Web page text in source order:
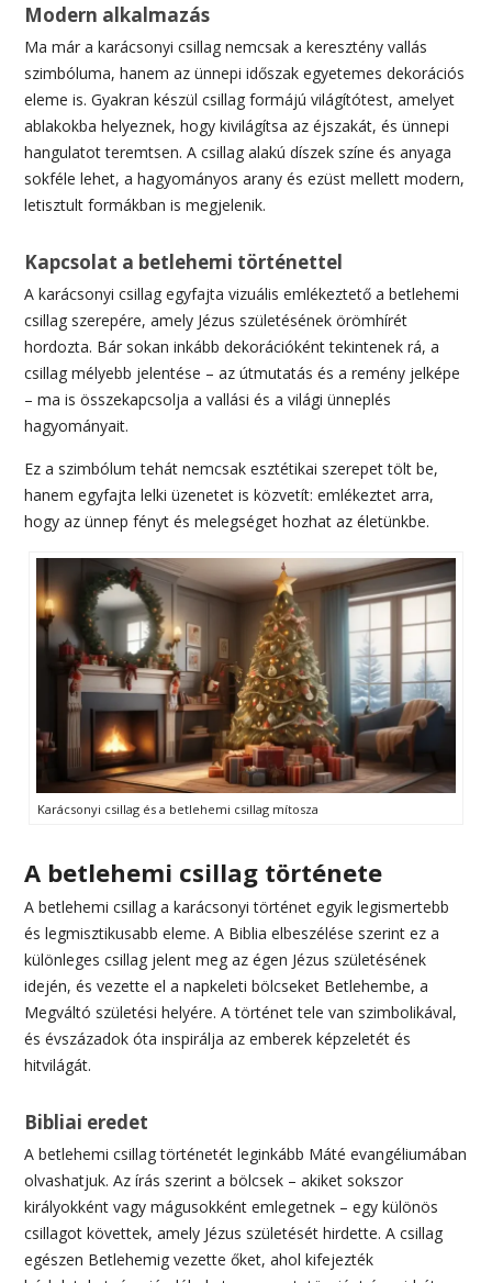
Modern alkalmazás
Ma már a karácsonyi csillag nemcsak a keresztény vallás
szimbóluma, hanem az ünnepi időszak egyetemes dekorációs
eleme is. Gyakran készül csillag formájú világítótest, amelyet
ablakokba helyeznek, hogy kivilágítsa az éjszakát, és ünnepi
hangulatot teremtsen. A csillag alakú díszek színe és anyaga
sokféle lehet, a hagyományos arany és ezüst mellett modern,
letisztult formákban is megjelenik.
Kapcsolat a betlehemi történettel
A karácsonyi csillag egyfajta vizuális emlékeztető a betlehemi
csillag szerepére, amely Jézus születésének örömhírét
hordozta. Bár sokan inkább dekorációként tekintenek rá, a
csillag mélyebb jelentése – az útmutatás és a remény jelképe
– ma is összekapcsolja a vallási és a világi ünneplés
hagyományait.
Ez a szimbólum tehát nemcsak esztétikai szerepet tölt be,
hanem egyfajta lelki üzenetet is közvetít: emlékeztet arra,
hogy az ünnep fényt és melegséget hozhat az életünkbe.
Karácsonyi csillag és a betlehemi csillag mítosza
A betlehemi csillag története
A betlehemi csillag a karácsonyi történet egyik legismertebb
és legmisztikusabb eleme. A Biblia elbeszélése szerint ez a
különleges csillag jelent meg az égen Jézus születésének
idején, és vezette el a napkeleti bölcseket Betlehembe, a
Megváltó születési helyére. A történet tele van szimbolikával,
és évszázadok óta inspirálja az emberek képzeletét és
hitvilágát.
Bibliai eredet
A betlehemi csillag történetét leginkább Máté evangéliumában
olvashatjuk. Az írás szerint a bölcsek – akiket sokszor
királyokként vagy mágusokként emlegetnek – egy különös
csillagot követtek, amely Jézus születését hirdette. A csillag
egészen Betlehemig vezette őket, ahol kifejezték